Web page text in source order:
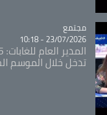
Catégorie
مجتمع
23/07/2026 - 10:18
تدخل خلال الموسم